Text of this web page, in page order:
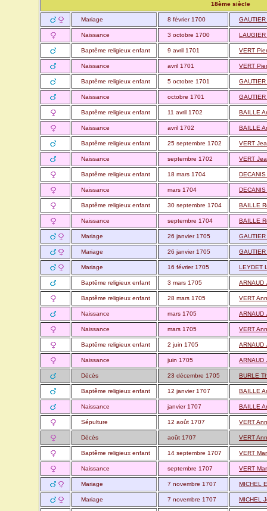
18ème siècle
Mariage 8 février 1700
Naissance 3 octobre 1700
Baptême religieux enfant 9 avril 1701 VERT
Naissance avril 1701 VERT
Baptême religieux enfant 5 octobre 1701
Naissance octobre 1701
Baptême religieux enfant 11 avril 1702 BAILLE
Naissance avril 1702 BAILLE
Baptême religieux enfant 25 septembre 1702 VERT
Naissance septembre 1702 VERT
Baptême religieux enfant 18 mars 1704
Naissance mars 1704
Baptême religieux enfant 30 septembre 1704 BAILLE
Naissance septembre 1704 BAILLE
Mariage 26 janvier 1705
Mariage 26 janvier 1705
Mariage 16 février 1705 LEYDET
Baptême religieux enfant 3 mars 1705 ARNAUD
Baptême religieux enfant 28 mars 1705 VERT
Naissance mars 1705 ARNAUD
Naissance mars 1705 VERT
Baptême religieux enfant 2 juin 1705 ARNAUD
Naissance juin 1705 ARNAUD
Décès 23 décembre 1705 BURLE
Baptême religieux enfant 12 janvier 1707 BAILLE
Naissance janvier 1707 BAILLE
Sépulture 12 août 1707 VERT
Décès août 1707 VERT
Baptême religieux enfant 14 septembre 1707 VERT
Naissance septembre 1707 VERT
Mariage 7 novembre 1707 MICHEL
Mariage 7 novembre 1707 MICHEL